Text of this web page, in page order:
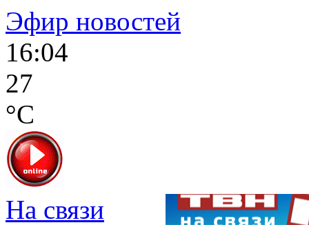
Эфир новостей
16:04
27
°C
На связи